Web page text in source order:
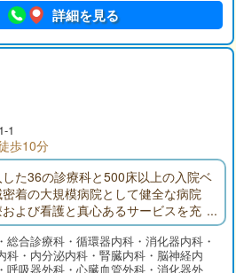
詳細を見る
1
歩10分
た36の診療科と500床以上の入院ベ
着の大規模病院として健全な病院
よび看護と真心あるサービスを充
んのご期待に応えることであり、
います。
総合診療科・循環器内科・消化器内科・
科・内分泌内科・腎臓内科・脳神経内
呼吸器外科・心臓血管外科・消化器外